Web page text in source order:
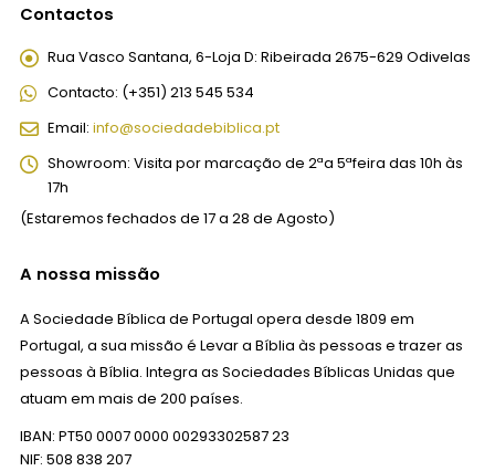
Contactos
Rua Vasco Santana, 6-Loja D: Ribeirada 2675-629 Odivelas
Contacto: (+351) 213 545 534
Email: info@sociedadebiblica.pt
Showroom: Visita por marcação de 2ªa 5ªfeira das 10h às
17h
(Estaremos fechados de 17 a 28 de Agosto)
A nossa missão
A Sociedade Bíblica de Portugal opera desde 1809 em
Portugal, a sua missão é Levar a Bíblia às pessoas e trazer as
pessoas à Bíblia. Integra as Sociedades Bíblicas Unidas que
atuam em mais de 200 países.
IBAN: PT50 0007 0000 00293302587 23
NIF: 508 838 207